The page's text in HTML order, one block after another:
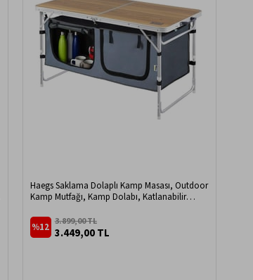
Haegs Saklama Dolaplı Kamp Masası, Outdoor
Kamp Mutfağı, Kamp Dolabı, Katlanabilir
Dolabı, Depolama bölmeli, Dış Mekan Mutfağı
90x50cm - Hareli Ceviz
3.449,00 TL
3.899,00 TL
%12